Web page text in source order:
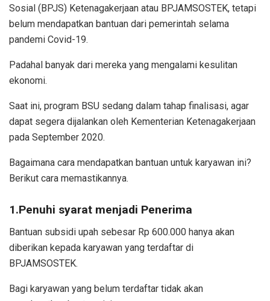
Sosial (BPJS) Ketenagakerjaan atau BPJAMSOSTEK, tetapi
belum mendapatkan bantuan dari pemerintah selama
pandemi Covid-19.
Padahal banyak dari mereka yang mengalami kesulitan
ekonomi.
Saat ini, program BSU sedang dalam tahap finalisasi, agar
dapat segera dijalankan oleh Kementerian Ketenagakerjaan
pada September 2020.
Bagaimana cara mendapatkan bantuan untuk karyawan ini?
Berikut cara memastikannya.
1.Penuhi syarat menjadi Penerima
Bantuan subsidi upah sebesar Rp 600.000 hanya akan
diberikan kepada karyawan yang terdaftar di
BPJAMSOSTEK.
Bagi karyawan yang belum terdaftar tidak akan